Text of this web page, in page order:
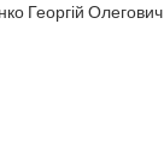
Георгій Олегович